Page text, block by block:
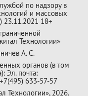
по надзору в
и массовых
23.11.2021 18+
Технологии»
А. С.
органов (в том
Эл. почта:
633-57-57
Технологии», 2026.